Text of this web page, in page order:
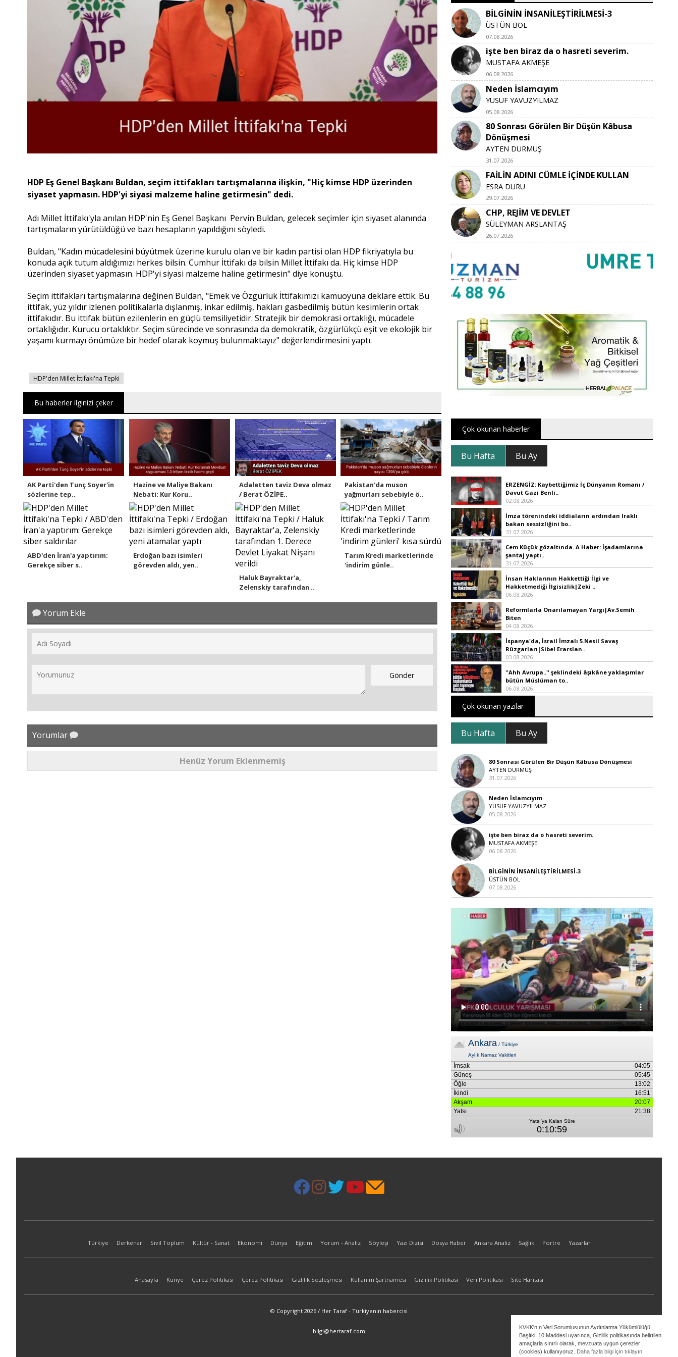
KVKK'nın Veri Sorumlusunun Aydınlatma Yükümlülüğü
Başlıklı 10.Maddesi uyarınca, Gizlilik politikasında belirtilen
amaçlarla sınırlı olarak, mevzuata uygun çerezler
(cookies) kullanıyoruz. Daha fazla bilgi için tıklayın
HDP Eş Genel Başkanı Buldan, seçim ittifakları tartışmalarına ilişkin, "Hiç kimse HDP üzerinden
siyaset yapmasın. HDP'yi siyasi malzeme haline getirmesin" dedi.
Adı Millet İttifakı'yla anılan HDP'nin Eş Genel Başkanı Pervin Buldan, gelecek seçimler için siyaset alanında
tartışmaların yürütüldüğü ve bazı hesapların yapıldığını söyledi.
Buldan, "Kadın mücadelesini büyütmek üzerine kurulu olan ve bir kadın partisi olan HDP fikriyatıyla bu
konuda açık tutum aldığımızı herkes bilsin. Cumhur İttifakı da bilsin Millet İttifakı da. Hiç kimse HDP
üzerinden siyaset yapmasın. HDP'yi siyasi malzeme haline getirmesin" diye konuştu.
Seçim ittifakları tartışmalarına değinen Buldan, "Emek ve Özgürlük İttifakımızı kamuoyuna deklare ettik. Bu
ittifak, yüz yıldır izlenen politikalarla dışlanmış, inkar edilmiş, hakları gasbedilmiş bütün kesimlerin ortak
ittifakıdır. Bu ittifak bütün ezilenlerin en güçlü temsiliyetidir. Stratejik bir demokrasi ortaklığı, mücadele
ortaklığıdır. Kurucu ortaklıktır. Seçim sürecinde ve sonrasında da demokratik, özgürlükçü eşit ve ekolojik bir
yaşamı kurmayı önümüze bir hedef olarak koymuş bulunmaktayız" değerlendirmesini yaptı.
HDP'den Millet İttifakı'na Tepki
Bu haberler ilginizi çeker
AK Parti'den Tunç Soyer'in
sözlerine tep..
Hazine ve Maliye Bakanı
Nebati: Kur Koru..
Adaletten taviz Deva olmaz
/ Berat ÖZİPE..
Pakistan'da muson
yağmurları sebebiyle ö..
ABD'den İran'a yaptırım:
Gerekçe siber s..
Erdoğan bazı isimleri
görevden aldı, yen..
Haluk Bayraktar'a,
Zelenskiy tarafından ..
Tarım Kredi marketlerinde
'indirim günle..
Yorum Ekle
Yorumlar
Henüz Yorum Eklenmemiş
BİLGİNİN İNSANİLEŞTİRİLMESİ-3
ÜSTÜN BOL
07.08.2026
işte ben biraz da o hasreti severim.
MUSTAFA AKMEŞE
06.08.2026
Neden İslamcıyım
YUSUF YAVUZYILMAZ
05.08.2026
80 Sonrası Görülen Bir Düşün Kâbusa
Dönüşmesi
AYTEN DURMUŞ
31.07.2026
FAİLİN ADINI CÜMLE İÇİNDE KULLAN
ESRA DURU
29.07.2026
CHP, REJİM VE DEVLET
SÜLEYMAN ARSLANTAŞ
26.07.2026
Çok okunan haberler
Bu Hafta Bu Ay
ERZENGİZ: Kaybettiğimiz İç Dünyanın Romanı /
Davut Gazi Benli..
02.08.2026
İmza törenindeki iddiaların ardından Iraklı
bakan sessizliğini bo..
31.07.2026
Cem Küçük gözaltında. A Haber: İşadamlarına
şantaj yaptı..
31.07.2026
İnsan Haklarının Hakkettiği İlgi ve
Hakketmediği İlgisizlik|Zeki ..
06.08.2026
Reformlarla Onarılamayan Yargı|Av.Semih
Biten
04.08.2026
İspanya'da, İsrail İmzalı 5.Nesil Savaş
Rüzgarları|Sibel Erarslan..
03.08.2026
''Ahh Avrupa..'' şeklindeki âşıkâne yaklaşımlar
bütün Müslüman to..
06.08.2026
Çok okunan yazılar
Bu Hafta Bu Ay
80 Sonrası Görülen Bir Düşün Kâbusa Dönüşmesi
AYTEN DURMUŞ
31.07.2026
Neden İslamcıyım
YUSUF YAVUZYILMAZ
05.08.2026
işte ben biraz da o hasreti severim.
MUSTAFA AKMEŞE
06.08.2026
BİLGİNİN İNSANİLEŞTİRİLMESİ-3
ÜSTÜN BOL
07.08.2026
Türkiye Derkenar Sivil Toplum Kültür - Sanat Ekonomi Dünya Eğitim Yorum - Analiz Söyleşi Yazı Dizisi Dosya Haber Ankara Analiz Sağlık Portre Yazarlar
Anasayfa Künye Çerez Politikası Çerez Politikası Gizlilik Sözleşmesi Kullanım Şartnamesi Gizlilik Politikası Veri Politikası Site Haritası
© Copyright 2026 / Her Taraf - Türkiyenin habercisi
bilgi@hertaraf.com